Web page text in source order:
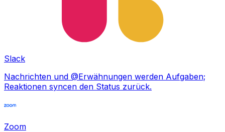
Slack
Nachrichten und @Erwähnungen werden Aufgaben;
Reaktionen syncen den Status zurück.
Zoom